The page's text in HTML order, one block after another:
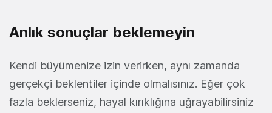
Anlık sonuçlar beklemeyin
Kendi büyümenize izin verirken, aynı zamanda
gerçekçi beklentiler içinde olmalısınız. Eğer çok
fazla beklerseniz, hayal kırıklığına uğrayabilirsiniz